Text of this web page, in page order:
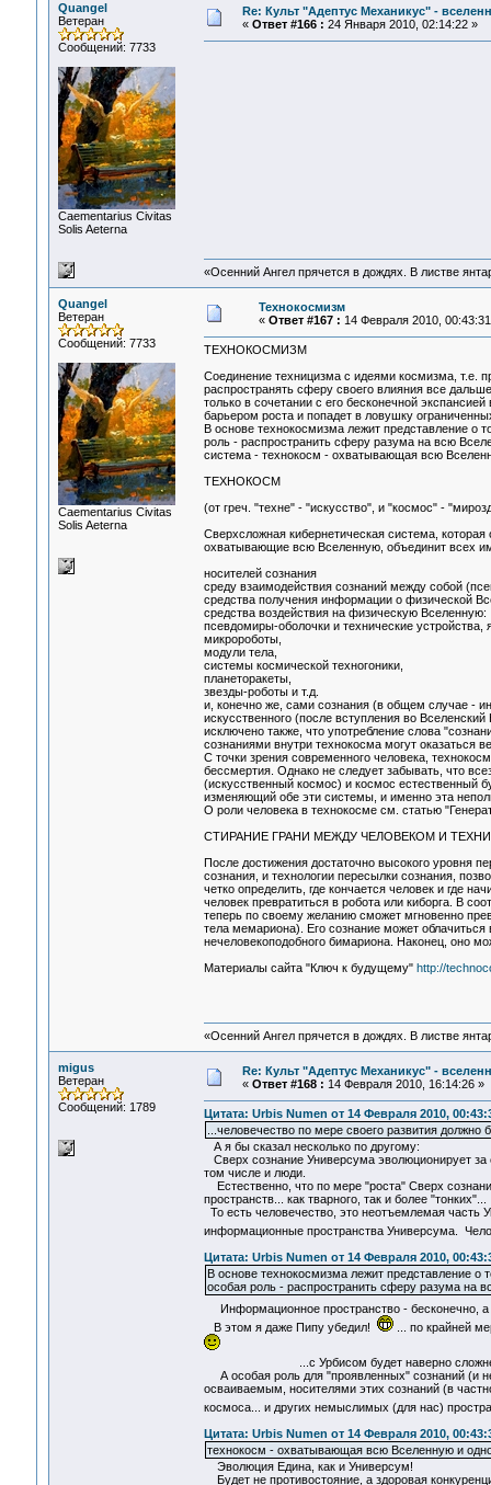
Quangel
Ветеран
Сообщений: 7733
Сaementarius Civitas
Solis Aeterna
Re: Культ "Адептус Механикус" -
« Ответ #166 : 24 Января 2010, 02:14:22 »
«Осенний Ангел прячется в дождях. В листве
Quangel
Ветеран
Сообщений: 7733
Сaementarius Civitas
Solis Aeterna
Технокосмизм
« Ответ #167 : 14 Февраля 2010,
ТЕХНОКОСМИЗМ
Соединение техницизма с идеями космизма, т.е.
распространять сферу своего влияния все
только в сочетании с его бесконечной
барьером роста и попадет в ловушку
В основе технокосмизма лежит представление о
роль - распространить сферу разума на всю
система - технокосм - охватывающая всю
ТЕХНОКОСМ
(от греч. "техне" - "искусство", и "космос" -
Сверхсложная кибернетическая система,
охватывающие всю Вселенную, объединит всех
носителей сознания
среду взаимодействия сознаний между собой
средства получения информации о физической
средства воздействия на физическую Вселенную:
псевдомиры-оболочки и технические
микророботы,
модули тела,
системы космической техногоники,
планеторакеты,
звезды-роботы и т.д.
и, конечно же, сами сознания (в общем случае -
искусственного (после вступления во
исключено также, что употребление слова
сознаниями внутри технокосма могут оказаться
С точки зрения современного человека,
бессмертия. Однако не следует забывать, что
(искусственный космос) и космос естественный
изменяющий обе эти системы, и именно эта
О роли человека в технокосме см. статью
СТИРАНИЕ ГРАНИ МЕЖДУ ЧЕЛОВЕКОМ И
После достижения достаточно высокого уровня
сознания, и технологии пересылки сознания,
четко определить, где кончается человек и где
человек превратиться в робота или киборга. В
теперь по своему желанию сможет мгновенно
тела мемариона). Его сознание может
нечеловекоподобного бимариона. Наконец, оно
Материалы сайта "Ключ к будущему" http://
«Осенний Ангел прячется в дождях. В листве
migus
Ветеран
Сообщений: 1789
Re: Культ "Адептус Механикус" -
« Ответ #168 : 14 Февраля 2010, 16:14:26 »
Цитата: Urbis Numen от 14 Февраля 2010,
...человечество по мере своего развития
А я бы сказал несколько по другому:
Сверх сознание Универсума эволюционирует
том числе и люди.
Естественно, что по мере "роста" Сверх
пространств... как тварного, так и более "тонких"...
То есть человечество, это неотъемлемая
информационные пространства Универсума.
Цитата: Urbis Numen от 14 Февраля 2010,
В основе технокосмизма лежит представление о
особая роль - распространить сферу разума на
Информационное пространство - бесконечно,
В этом я даже Пипу убедил!
... по крайней
...с Урбисом будет наверно
А особая роль для "проявленных" сознаний (и
осваиваемым, носителями этих сознаний (в
космоса... и других немыслимых (для нас)
Цитата: Urbis Numen от 14 Февраля 2010,
технокосм - охватывающая всю Вселенную и
Эволюция Едина, как и Универсум!
Будет не противостояние, а здоровая